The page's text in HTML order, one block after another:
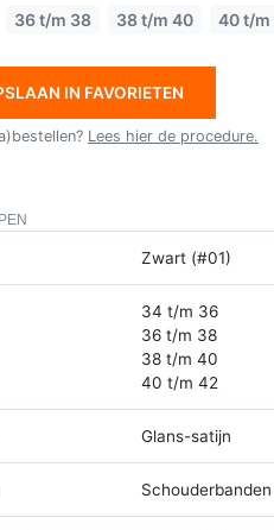
36 t/m 38 38 t/m 40 40 t/m
IN FAVORIETEN
Lees hier de procedure.
Zwart (#01)
34 t/m 36
36 t/m 38
38 t/m 40
40 t/m 42
Glans-satijn
Schouderbanden